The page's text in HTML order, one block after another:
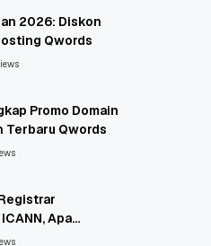
2026: Diskon
Qwords
Promo Domain
Terbaru Qwords
Apa